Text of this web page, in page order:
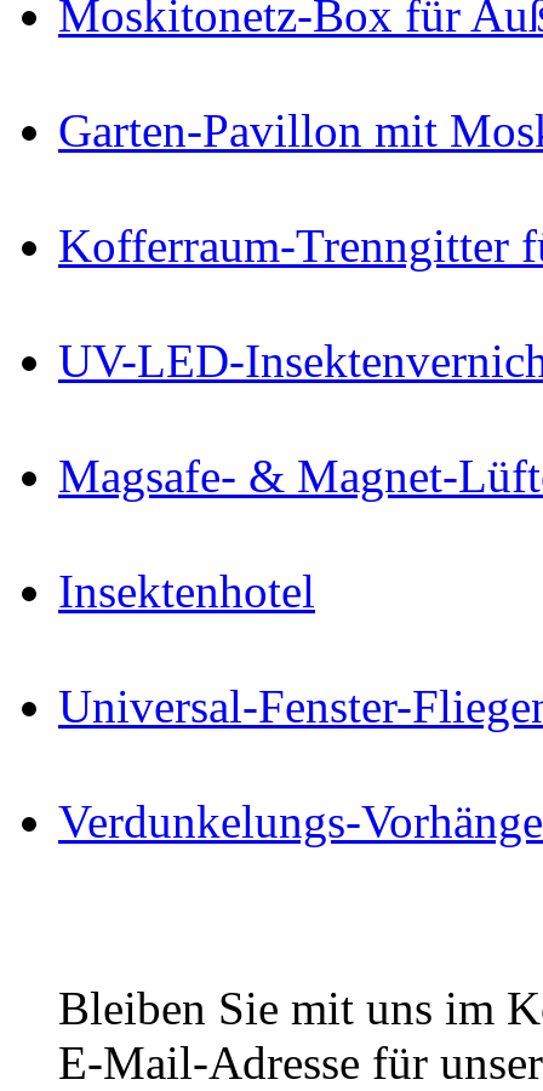
Moskitonetz-Box für
Garten-Pavillon mit
Kofferraum-Trenngitter
UV-LED-
Magsafe- & Magnet-
Insektenhotel
Universal-Fenster-
Verdunkelungs-Vorhänge
Bleiben Sie mit uns im
E-Mail-Adresse für